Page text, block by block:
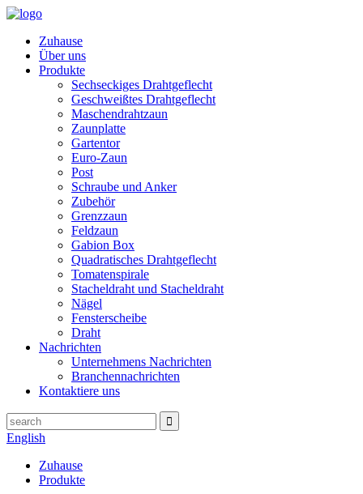
Zuhause
Über uns
Produkte
Sechseckiges Drahtgeflecht
Geschweißtes Drahtgeflecht
Maschendrahtzaun
Zaunplatte
Gartentor
Euro-Zaun
Post
Schraube und Anker
Zubehör
Grenzzaun
Feldzaun
Gabion Box
Quadratisches Drahtgeflecht
Tomatenspirale
Stacheldraht und Stacheldraht
Nägel
Fensterscheibe
Draht
Nachrichten
Unternehmens Nachrichten
Branchennachrichten
Kontaktiere uns
English
Zuhause
Produkte